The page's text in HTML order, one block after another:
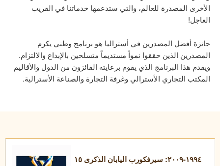
الأخرى المصدرة للعالم، والتي ستدعمها خدماتنا في القريب
العاجل!
جائزة أفضل المصدرين في أستراليا هو برنامج وطني يكرم
المصدرين الذين حققوا نمواً مستديماً متسلحين بالإبداع والالتزام.
ويقدم هذا البرنامج الذي يقوم برعايته الفائزون من الدول والأقاليم
المكتب التجاري الأسترالي وغرفة التجارة والصناعة الأسترالية.
١٩٩٤-٢٠٠٩: سيرفكورب اليابان الذكرى ١٥